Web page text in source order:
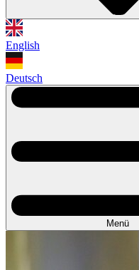
English
Deutsch
Menü